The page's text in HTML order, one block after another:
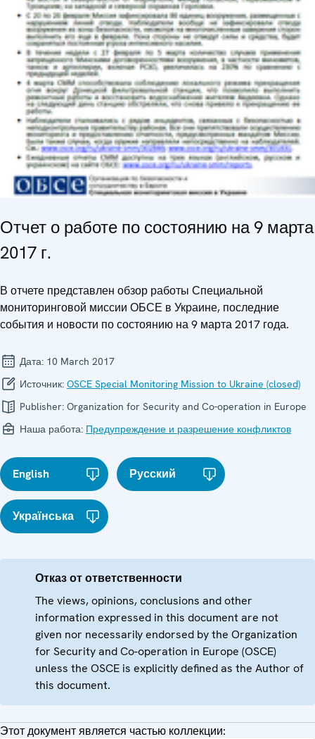
Отчет о работе по состоянию на 9 марта
2017 г.
В отчете представлен обзор работы Специальной
мониторинговой миссии ОБСЕ в Украине, последние
события и новости по состоянию на 9 марта 2017 года.
Дата: 10 March 2017
Источник: OSCE Special Monitoring Mission to Ukraine (closed)
Publisher: Organization for Security and Co-operation in Europe
Наша работа: Предупреждение и разрешение конфликтов
English Русский
Українська
Отказ от ответственности
The views, opinions, conclusions and other
information expressed in this document are not
given nor necessarily endorsed by the Organization
for Security and Co-operation in Europe (OSCE)
unless the OSCE is explicitly defined as the Author of
this document.
Этот документ является частью коллекции: